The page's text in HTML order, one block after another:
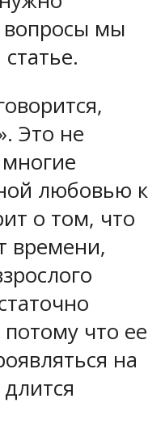
вопросы мы
Это не
любовью к
о том, что
времени,
что ее
на